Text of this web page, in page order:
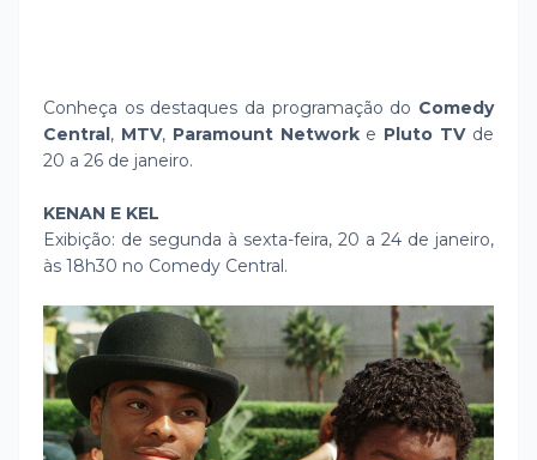
Conheça os destaques da programação do Comedy
Central, MTV,Paramount Network e Pluto TVde
20 a 26 de janeiro.
KENAN E KEL
Exibição: de segunda à sexta-feira, 20 a 24 de janeiro,
às 18h30 no Comedy Central.